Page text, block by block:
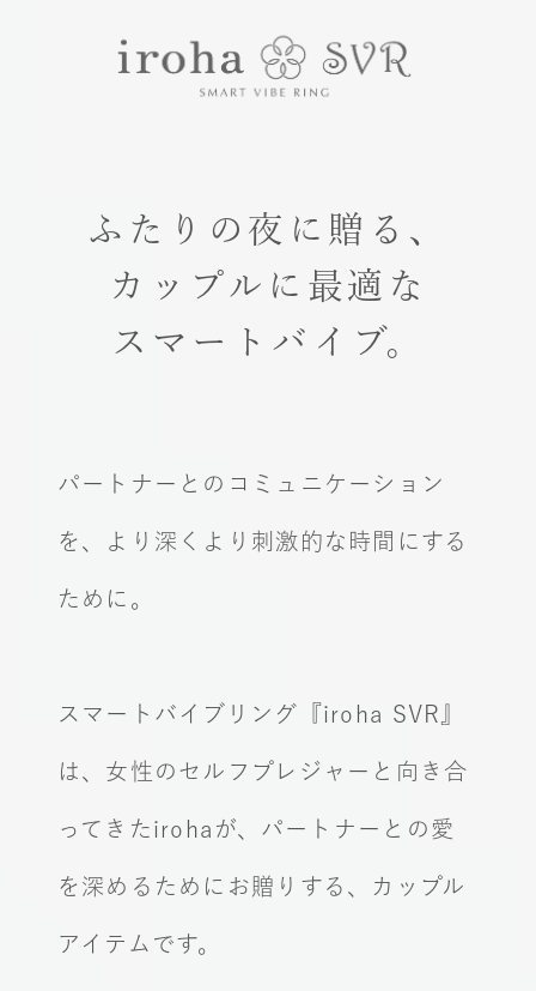
ふたりの夜に贈る、
カップルに最適な
スマートバイブ。
パートナーとのコミュニケーション
を、より深くより刺激的な時間にする
ために。
スマートバイブリング『iroha SVR』
は、 女性のセルフプレジャーと向き合
ってきたirohaが、 パートナーとの愛
を深めるためにお贈りする、カップル
アイテムです。